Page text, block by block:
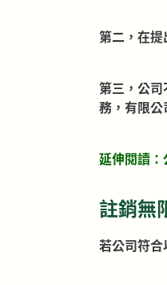
第二，在
第三，公
務，有限
延伸閱讀：
註銷無
若公司符合